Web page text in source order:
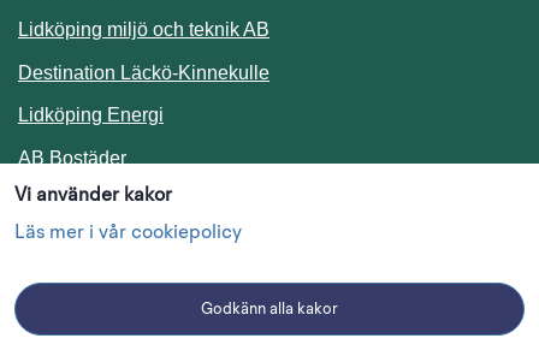
Vi använder kakor
Läs mer i vår cookiepolicy
Godkänn alla kakor
Lidköping miljö och teknik AB
Destination Läckö-KinnekulleLänk till annan webbplats.
Lidköping Energi
AB BostäderLänk till annan webbplats.
Följ oss i sociala medier
Linkedin